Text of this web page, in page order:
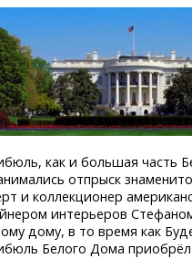
как и большая часть
отпрыск
и коллекционер
интерьеров
дому, в то время как
Белого Дома